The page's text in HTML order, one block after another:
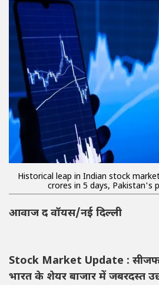
Historical leap in Indian stock
crores in 5 days, Pakistan's
आवाज द वॉयस/नई दिल्ली
Stock Market Update :
भारत के शेयर बाजार में जबरदस्त